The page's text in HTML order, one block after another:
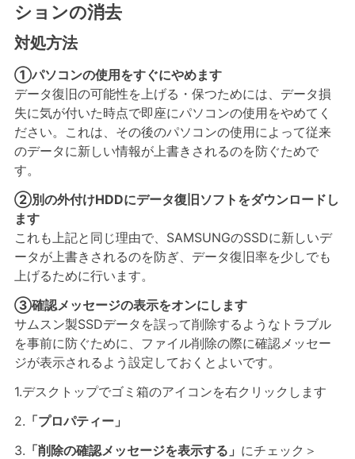
ションの消去
対処方法
①パソコンの使用をすぐにやめます
データ復旧の可能性を上げる・保つためには、データ損
失に気が付いた時点で即座にパソコンの使用をやめてく
ださい。これは、その後のパソコンの使用によって従来
のデータに新しい情報が上書きされるのを防ぐためで
す。
②別の外付けHDDにデータ復旧ソフトをダウンロードし
ます
これも上記と同じ理由で、SAMSUNGのSSDに新しいデ
ータが上書きされるのを防ぎ、データ復旧率を少しでも
上げるために行います。
③確認メッセージの表示をオンにします
サムスン製SSDデータを誤って削除するようなトラブル
を事前に防ぐために、ファイル削除の際に確認メッセー
ジが表示されるよう設定しておくとよいです。
1.デスクトップでゴミ箱のアイコンを右クリックします
2. 「プロパティー」
3. 「削除の確認メッセージを表示する」 にチェック＞